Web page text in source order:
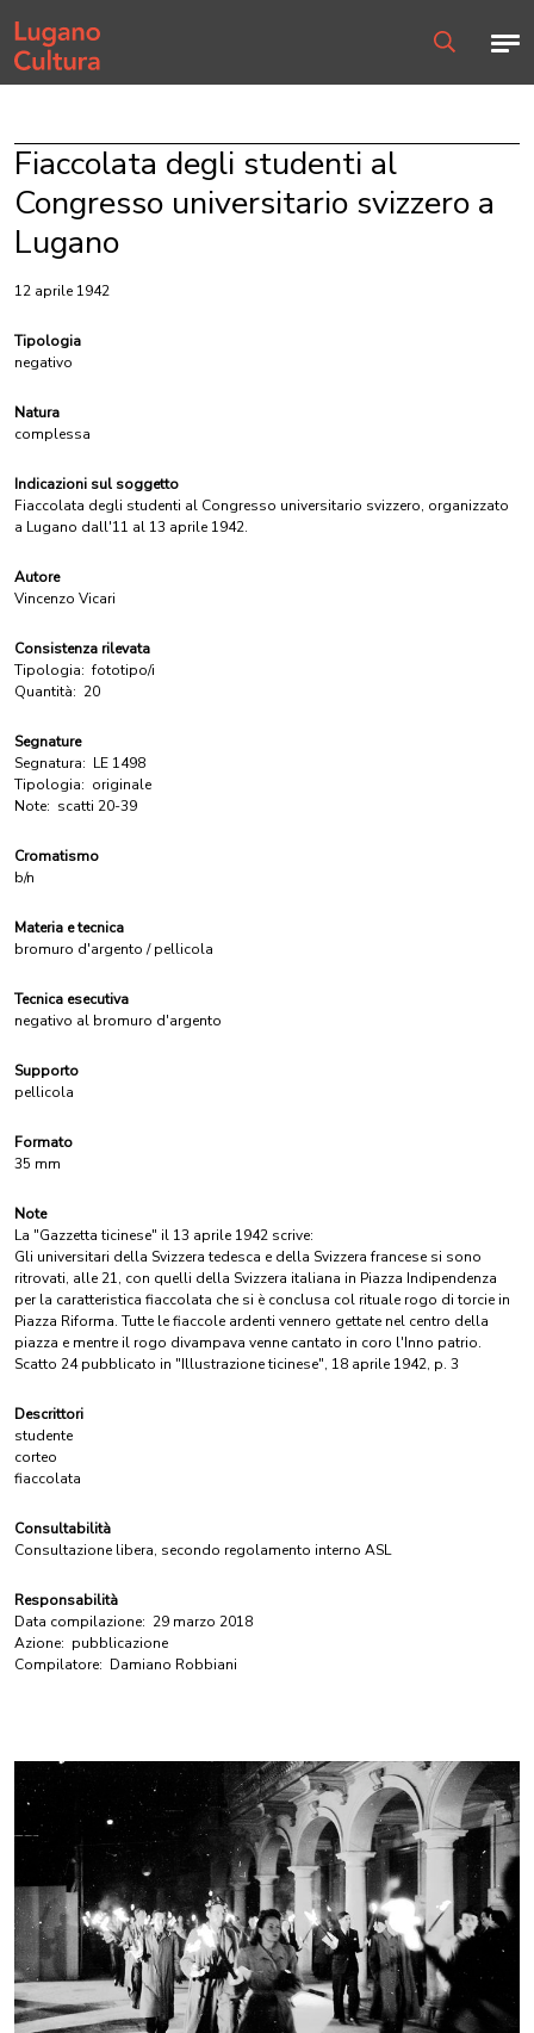
Home page
Fiaccolata degli studenti al
Congresso universitario svizzero a
Lugano
12 aprile 1942
Tipologia
negativo
Natura
complessa
Indicazioni sul soggetto
Fiaccolata degli studenti al Congresso universitario svizzero, organizzato
a Lugano dall'11 al 13 aprile 1942.
Autore
Vincenzo Vicari
Consistenza rilevata
Tipologia: fototipo/i
Quantità: 20
Segnature
Segnatura: LE 1498
Tipologia: originale
Note: scatti 20-39
Cromatismo
b/n
Materia e tecnica
bromuro d'argento / pellicola
Tecnica esecutiva
negativo al bromuro d'argento
Supporto
pellicola
Formato
35 mm
Note
La "Gazzetta ticinese" il 13 aprile 1942 scrive:
Gli universitari della Svizzera tedesca e della Svizzera francese si sono
ritrovati, alle 21, con quelli della Svizzera italiana in Piazza Indipendenza
per la caratteristica fiaccolata che si è conclusa col rituale rogo di torcie in
Piazza Riforma. Tutte le fiaccole ardenti vennero gettate nel centro della
piazza e mentre il rogo divampava venne cantato in coro l'Inno patrio.
Scatto 24 pubblicato in "Illustrazione ticinese", 18 aprile 1942, p. 3
Descrittori
studente
corteo
fiaccolata
Consultabilità
Consultazione libera, secondo regolamento interno ASL
Responsabilità
Data compilazione: 29 marzo 2018
Azione: pubblicazione
Compilatore: Damiano Robbiani